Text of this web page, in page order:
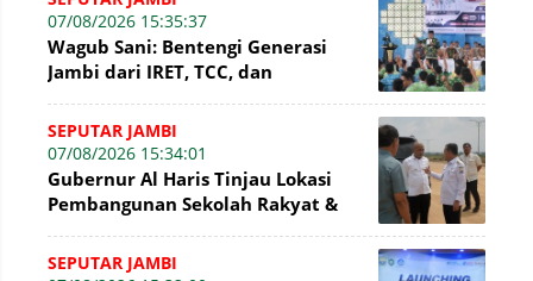
07/08/2026 15:35:37
Wagub Sani: Bentengi Generasi
Jambi dari IRET, TCC, dan
SEPUTAR JAMBI
07/08/2026 15:34:01
Gubernur Al Haris Tinjau Lokasi
Pembangunan Sekolah Rakyat &
Green City
SEPUTAR JAMBI